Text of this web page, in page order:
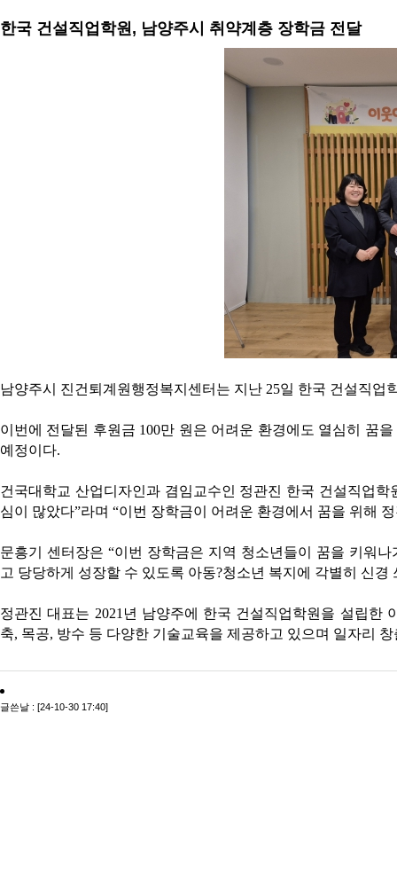
한국 건설직업학원, 남양주시 취약계층 장학금 전달
남양주시 진건퇴계원행정복지센터는 지난 25일 한국 건설직업
이번에 전달된 후원금 100만 원은 어려운 환경에도 열심히 꿈
예정이다.
건국대학교 산업디자인과 겸임교수인 정관진 한국 건설직업
심이 많았다”라며 “이번 장학금이 어려운 환경에서 꿈을 위해
문흥기 센터장은 “이번 장학금은 지역 청소년들이 꿈을 키워
고 당당하게 성장할 수 있도록 아동?청소년 복지에 각별히 신경
정관진 대표는 2021년 남양주에 한국 건설직업학원을 설립한
축, 목공, 방수 등 다양한 기술교육을 제공하고 있으며 일자리
글쓴날 : [24-10-30 17:40]